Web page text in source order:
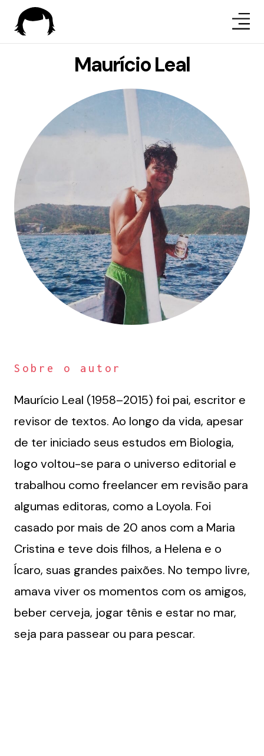
Maurício Leal
Sobre o autor
Maurício Leal (1958–2015) foi pai, escritor e
revisor de textos. Ao longo da vida, apesar
de ter iniciado seus estudos em Biologia,
logo voltou-se para o universo editorial e
trabalhou como freelancer em revisão para
algumas editoras, como a Loyola. Foi
casado por mais de 20 anos com a Maria
Cristina e teve dois filhos, a Helena e o
Ícaro, suas grandes paixões. No tempo livre,
amava viver os momentos com os amigos,
beber cerveja, jogar tênis e estar no mar,
seja para passear ou para pescar.